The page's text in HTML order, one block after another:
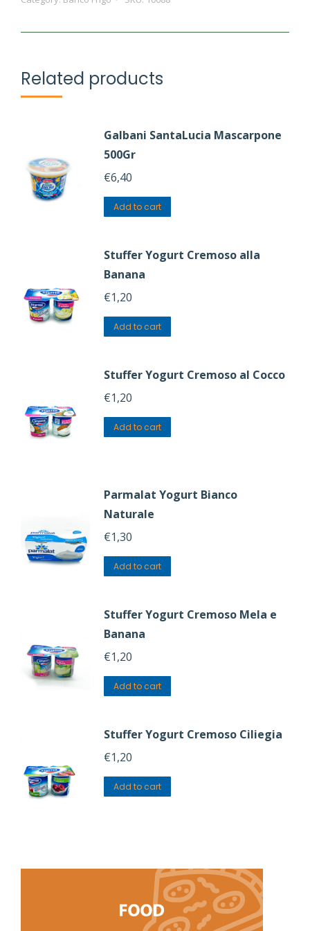
Cubetti
quantity
Related products
Galbani SantaLucia Mascarpone
500Gr
€6,40
Add to cart
Stuffer Yogurt Cremoso alla
Banana
€1,20
Add to cart
Stuffer Yogurt Cremoso al Cocco
€1,20
Add to cart
Parmalat Yogurt Bianco
Naturale
€1,30
Add to cart
Stuffer Yogurt Cremoso Mela e
Banana
€1,20
Add to cart
Stuffer Yogurt Cremoso Ciliegia
€1,20
Add to cart